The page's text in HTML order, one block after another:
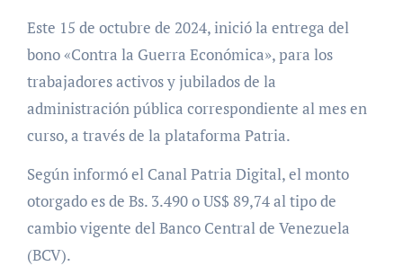
Este 15 de octubre de 2024, inició la entrega del
bono «Contra la Guerra Económica», para los
trabajadores activos y jubilados de la
administración pública correspondiente al mes en
curso, a través de la plataforma Patria.
Según informó el Canal Patria Digital, el monto
otorgado es de Bs. 3.490 o US$ 89,74 al tipo de
cambio vigente del Banco Central de Venezuela
(BCV).